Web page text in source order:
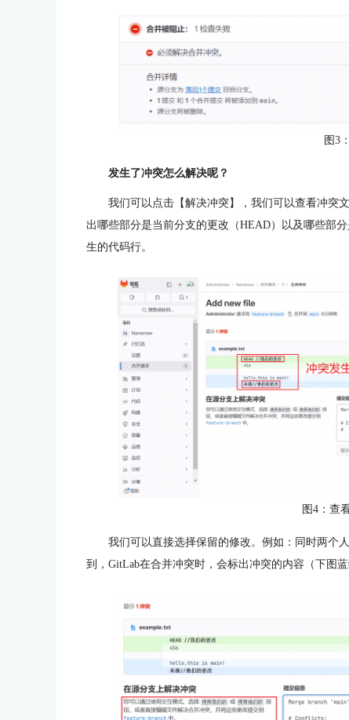
图3
发生了冲突怎么解决呢？
我们可以点击【解决冲突】，我们可以查看冲突
出哪些部分是当前分支的更改（HEAD）以及哪些部
生的代码行。
图4：查
我们可以直接选择保留的修改。例如：同时两个
到，GitLab在合并冲突时，会标出冲突的内容（下图蓝